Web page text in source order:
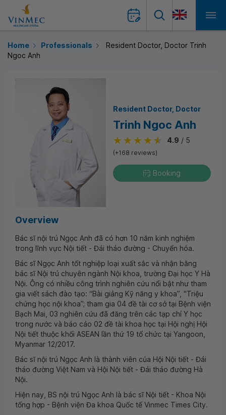
Home Professionals
Resident Doctor, Doctor Trinh
Ngoc Anh
Resident Doctor Doctor
Trinh Ngoc Anh
4.9 / 5
(+168 reviews)
Booking
Overview
Bác sĩ nội trú Ngọc Anh đã có hơn 10 năm kinh nghiệm
trong lĩnh vực Nội tiết - Đái tháo đường - Chuyển hóa.
Bác sĩ Ngọc Anh tốt nghiệp loại xuất sắc và nhận bằng
bác sĩ Nội trú chuyên ngành Nội khoa, trường Đại học Y Hà
Nội. Ông có nhiều công trình nghiên cứu nổi bật như tham
gia viết sách đào tạo: “Bài giảng Kỹ năng y khoa”, "Triệu
chứng học nội khoa”; tham gia 04 đề tài cơ sở tại Bệnh viện
Bạch Mai, 03 nghiên cứu đã đăng trên các tạp chí Y học
trong nước và báo cáo 02 đề tài khoa học tại Hội nghị Hội
Nội tiết thuộc khối ASEAN lần thứ 19 tổ chức tại Yangoon,
Myanmar 12/2017.
Bác sĩ nội trú Ngọc Anh là thành viên của Hội Nội tiết - Đái
tháo đường Việt Nam và Hội Nội tiết - Đái tháo đường Hà
Nội.
Hiện nay, BS nội trú Ngọc Anh là bác sĩ Nội tiết - Khoa Nội
tổng hợp - Bệnh viện Đa khoa Quốc tế Vinmec Times City.